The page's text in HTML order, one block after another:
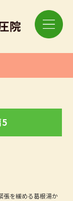
5
張を緩める葛根湯か